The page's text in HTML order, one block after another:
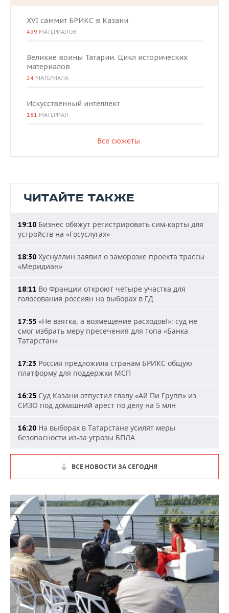
XVI саммит БРИКС в Казани
499 МАТЕРИАЛОВ
Великие воины Татарии. Цикл исторических
материалов
24 МАТЕРИАЛА
Искусственный интеллект
181 МАТЕРИАЛ
Все сюжеты
ЧИТАЙТЕ ТАКЖЕ
19:10 Бизнес обяжут регистрировать сим-карты для
устройств на «Госуслугах»
18:30 Хуснуллин заявил о заморозке проекта трассы
«Меридиан»
18:11 Во Франции откроют четыре участка для
голосования россиян на выборах в ГД
17:55 «Не взятка, а возмещение расходов!»: суд не
смог избрать меру пресечения для топа «Банка
Татарстан»
17:23 Россия предложила странам БРИКС общую
платформу для поддержки МСП
16:25 Суд Казани отпустил главу «Ай Пи Групп» из
СИЗО под домашний арест по делу на 5 млн
16:20 На выборах в Татарстане усилят меры
безопасности из-за угрозы БПЛА
ВСЕ НОВОСТИ ЗА СЕГОДНЯ